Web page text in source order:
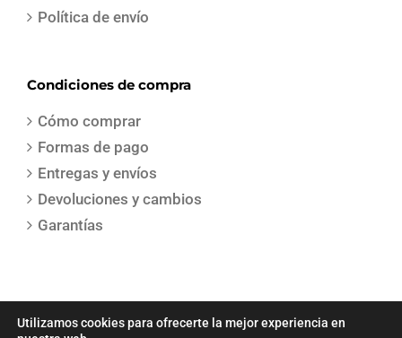
Política de envío
Condiciones de compra
Cómo comprar
Formas de pago
Entregas y envíos
Devoluciones y cambios
Garantías
Utilizamos cookies para ofrecerte la mejor experiencia en